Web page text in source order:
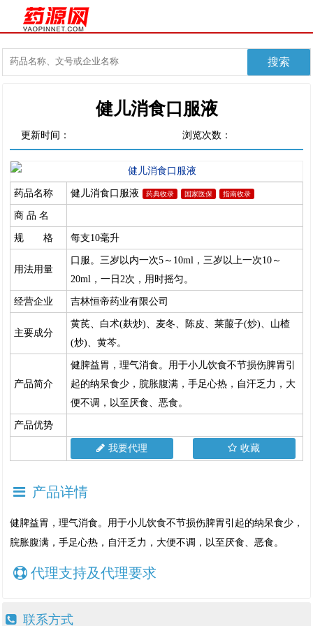
健儿消食口服液
更新时间： 浏览次数：
药品名称 健儿消食口服液 药典收录 国家医保 指南收录
商 品 名
规 格 每支10毫升
用法用量
口服。三岁以内一次5～10ml，三岁以上一次10～
20ml，一日2次，用时摇匀。
经营企业 吉林恒帝药业有限公司
主要成分
黄芪、白术(麸炒)、麦冬、陈皮、莱菔子(炒)、山楂
(炒)、黄芩。
产品简介
健脾益胃，理气消食。用于小儿饮食不节损伤脾胃引
起的纳呆食少，脘胀腹满，手足心热，自汗乏力，大
便不调，以至厌食、恶食。
产品优势
我要代理 收藏
产品详情
健脾益胃，理气消食。用于小儿饮食不节损伤脾胃引起的纳呆食少，
脘胀腹满，手足心热，自汗乏力，大便不调，以至厌食、恶食。
代理支持及代理要求
联系方式